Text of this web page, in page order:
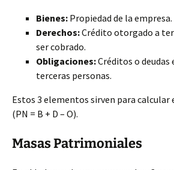
Bienes: Propiedad de la empresa.
Derechos:Crédito otorgado a
ser cobrado.
Obligaciones:Créditos o deudas
terceras personas.
Estos 3 elementos sirven para
(PN = B + D – O).
Masas Patrimoniales